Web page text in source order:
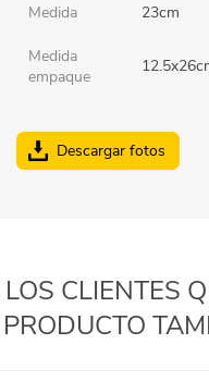
Medida 23cm
Medida
empaque
Descargar fotos
LOS CLIENTES
PRODUCTO